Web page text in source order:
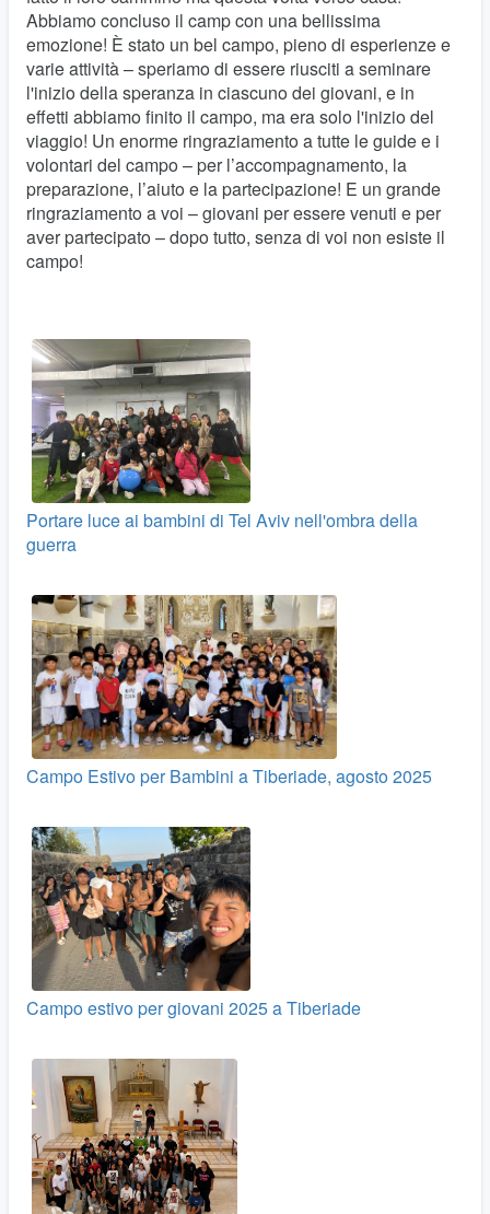
Abbiamo concluso il camp con una bellissima
emozione! È stato un bel campo, pieno di esperienze e
varie attività – speriamo di essere riusciti a seminare
l'inizio della speranza in ciascuno dei giovani, e in
effetti abbiamo finito il campo, ma era solo l'inizio del
viaggio! Un enorme ringraziamento a tutte le guide e i
volontari del campo – per l’accompagnamento, la
preparazione, l’aiuto e la partecipazione! E un grande
ringraziamento a voi – giovani per essere venuti e per
aver partecipato – dopo tutto, senza di voi non esiste il
campo!
Portare luce ai bambini di Tel Aviv nell'ombra della
guerra
Campo Estivo per Bambini a Tiberiade, agosto 2025
Campo estivo per giovani 2025 a Tiberiade